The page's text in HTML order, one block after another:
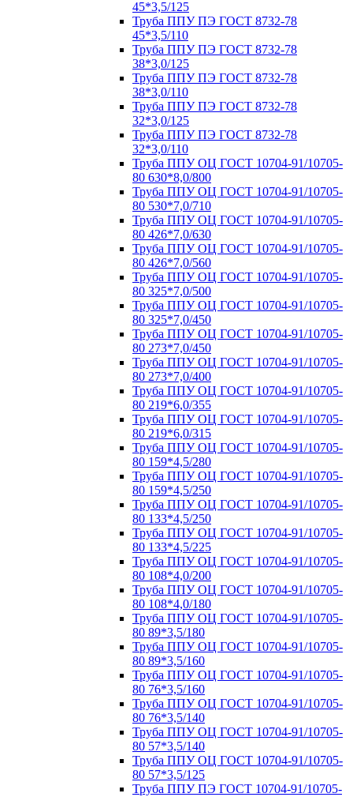
45*3,5/125
Труба ППУ ПЭ ГОСТ 8732-78
45*3,5/110
Труба ППУ ПЭ ГОСТ 8732-78
38*3,0/125
Труба ППУ ПЭ ГОСТ 8732-78
38*3,0/110
Труба ППУ ПЭ ГОСТ 8732-78
32*3,0/125
Труба ППУ ПЭ ГОСТ 8732-78
32*3,0/110
Труба ППУ ОЦ ГОСТ 10704-91/10705-
80 630*8,0/800
Труба ППУ ОЦ ГОСТ 10704-91/10705-
80 530*7,0/710
Труба ППУ ОЦ ГОСТ 10704-91/10705-
80 426*7,0/630
Труба ППУ ОЦ ГОСТ 10704-91/10705-
80 426*7,0/560
Труба ППУ ОЦ ГОСТ 10704-91/10705-
80 325*7,0/500
Труба ППУ ОЦ ГОСТ 10704-91/10705-
80 325*7,0/450
Труба ППУ ОЦ ГОСТ 10704-91/10705-
80 273*7,0/450
Труба ППУ ОЦ ГОСТ 10704-91/10705-
80 273*7,0/400
Труба ППУ ОЦ ГОСТ 10704-91/10705-
80 219*6,0/355
Труба ППУ ОЦ ГОСТ 10704-91/10705-
80 219*6,0/315
Труба ППУ ОЦ ГОСТ 10704-91/10705-
80 159*4,5/280
Труба ППУ ОЦ ГОСТ 10704-91/10705-
80 159*4,5/250
Труба ППУ ОЦ ГОСТ 10704-91/10705-
80 133*4,5/250
Труба ППУ ОЦ ГОСТ 10704-91/10705-
80 133*4,5/225
Труба ППУ ОЦ ГОСТ 10704-91/10705-
80 108*4,0/200
Труба ППУ ОЦ ГОСТ 10704-91/10705-
80 108*4,0/180
Труба ППУ ОЦ ГОСТ 10704-91/10705-
80 89*3,5/180
Труба ППУ ОЦ ГОСТ 10704-91/10705-
80 89*3,5/160
Труба ППУ ОЦ ГОСТ 10704-91/10705-
80 76*3,5/160
Труба ППУ ОЦ ГОСТ 10704-91/10705-
80 76*3,5/140
Труба ППУ ОЦ ГОСТ 10704-91/10705-
80 57*3,5/140
Труба ППУ ОЦ ГОСТ 10704-91/10705-
80 57*3,5/125
Труба ППУ ПЭ ГОСТ 10704-91/10705-